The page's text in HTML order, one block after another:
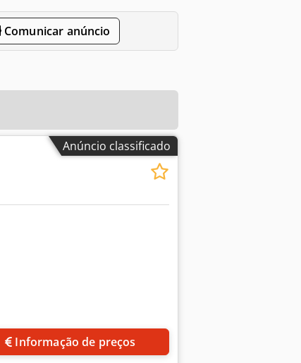
Comunicar anúncio
Anúncio classificado
Informação de preços